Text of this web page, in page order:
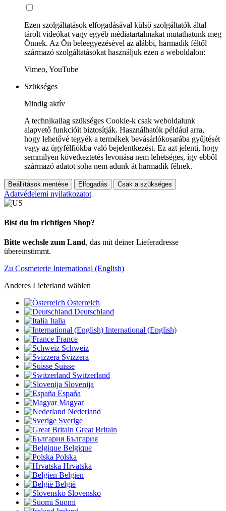
Ezen szolgáltatások elfogadásával külső szolgáltatók által
tárolt videókat vagy egyéb médiatartalmakat mutathatunk meg
Önnek. Az Ön beleegyezésével az alábbi, harmadik féltől
származó szolgáltatásokat használjuk ezen a weboldalon:
Vimeo, YouTube
Szükséges
Mindig aktív
A technikailag szükséges Cookie-k csak weboldalunk
alapvető funkcióit biztosítják. Használhatók például arra,
hogy lehetővé tegyék a termékek bevásárlókosarába gyűjtését
vagy az ügyfélfiókba való bejelentkezést. Ez azt jelenti, hogy
semmilyen következtetés levonása nem lehetséges, így ebből
származó adatot soha nem adunk át harmadik félnek.
Beállítások mentése Elfogadás Csak a szükséges
Adatvédelemi nyilatkozatot
Bist du im richtigen Shop?
Bitte wechsle zum Land, das mit deiner Lieferadresse
übereinstimmt.
Zu Cosmeterie International (English)
Anderes Lieferland wählen
Österreich
Deutschland
Italia
International (English)
France
Schweiz
Svizzera
Suisse
Switzerland
Slovenija
España
Magyar
Nederland
Sverige
Great Britain
България
Belgique
Polska
Hrvatska
Belgien
België
Slovensko
Suomi